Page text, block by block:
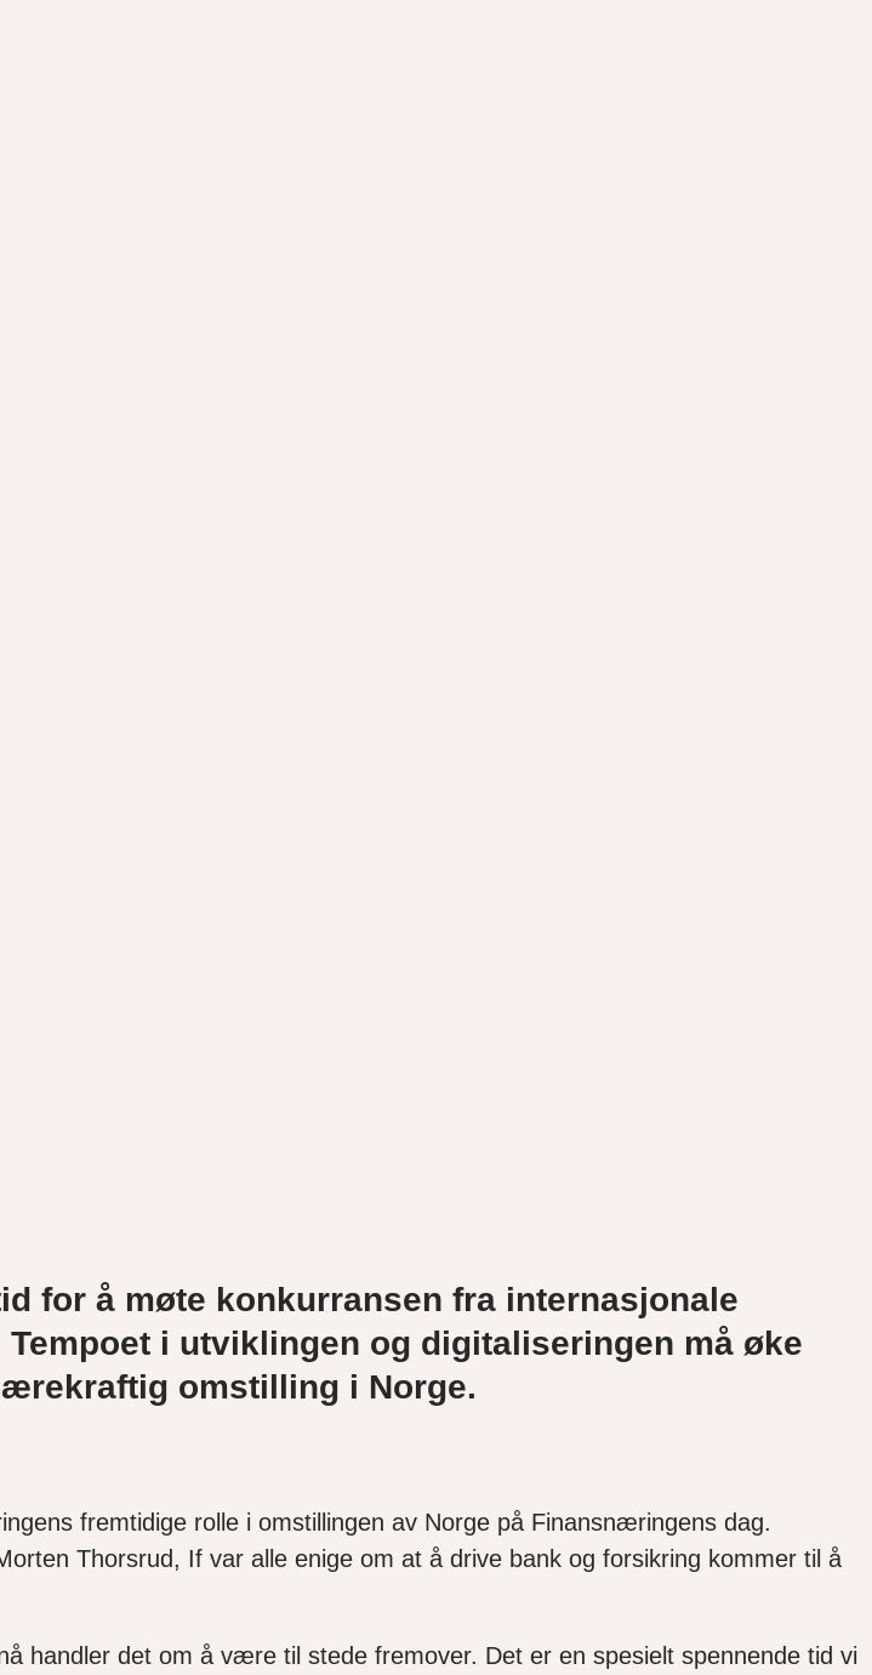
for å møte konkurransen fra internasjonale
Tempoet i utviklingen og digitaliseringen må øke
omstilling i Norge.
fremtidige rolle i omstillingen av Norge på Finansnæringens dag.
Thorsrud, If var alle enige om at å drive bank og forsikring kommer til å
handler det om å være til stede fremover. Det er en spesielt spennende tid vi